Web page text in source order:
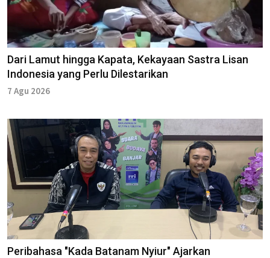
Dari Lamut hingga Kapata, Kekayaan Sastra Lisan
Indonesia yang Perlu Dilestarikan
7 Agu 2026
Peribahasa "Kada Batanam Nyiur" Ajarkan